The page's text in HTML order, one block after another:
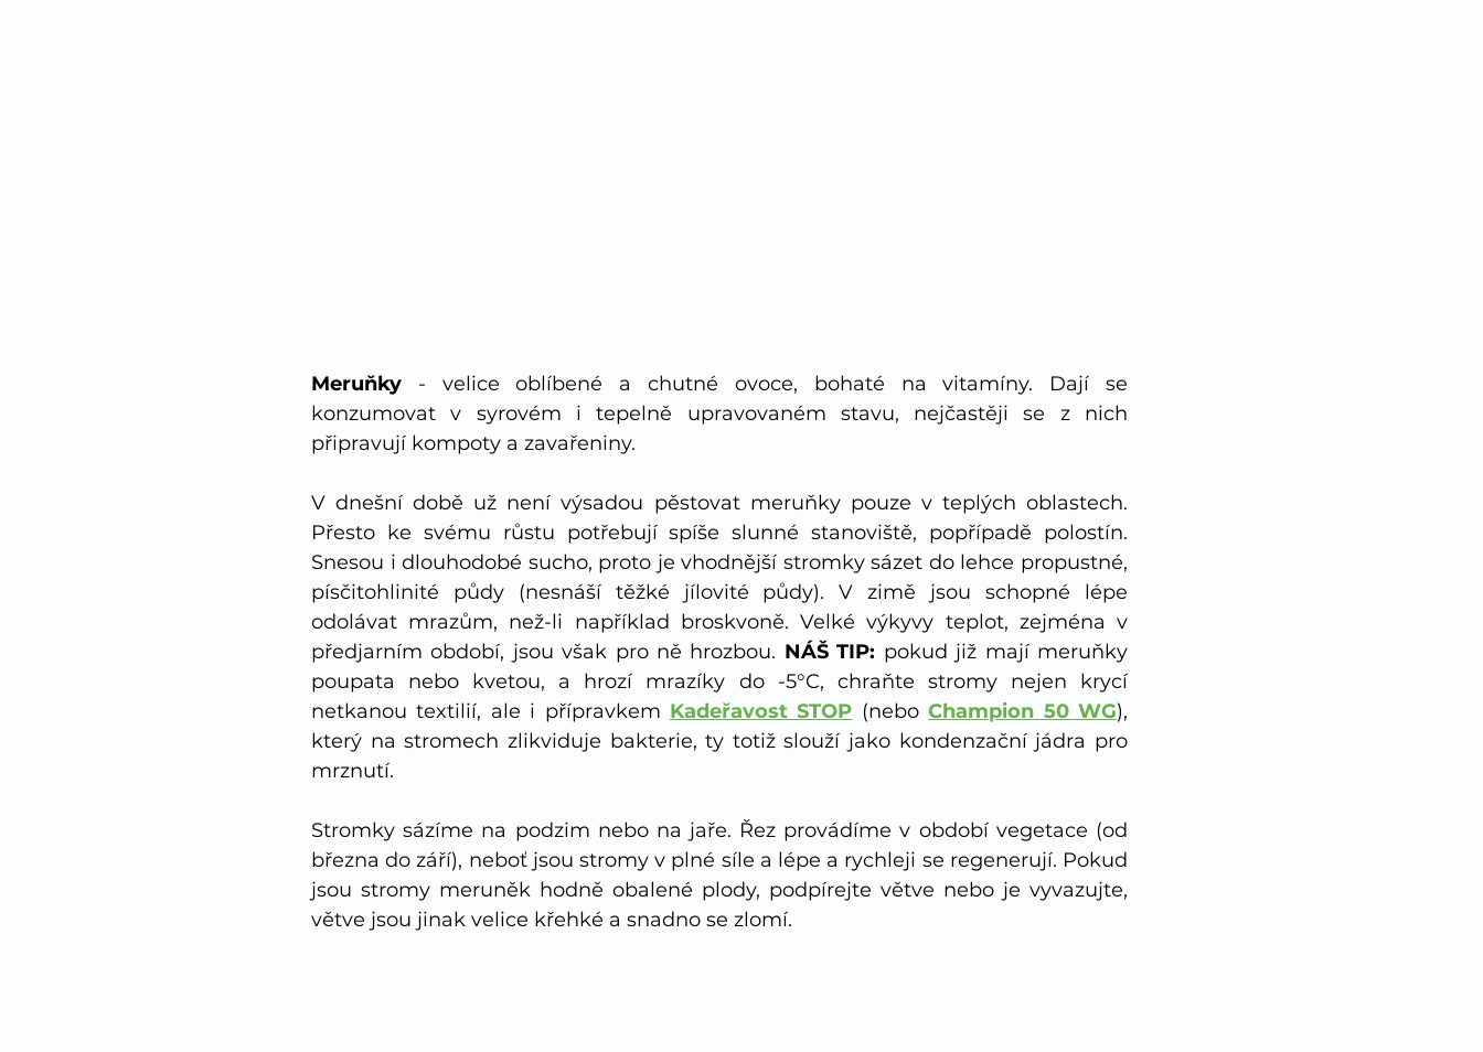
Meruňky - velice oblíbené a chutné ovoce, bohaté na vitamíny. Dají se
konzumovat v syrovém i tepelně upravovaném stavu, nejčastěji se z nich
připravují kompoty a zavařeniny.
V dnešní době už není výsadou pěstovat meruňky pouze v teplých oblastech.
Přesto ke svému růstu potřebují spíše slunné stanoviště, popřípadě polostín.
Snesou i dlouhodobé sucho, proto je vhodnější stromky sázet do lehce propustné,
písčitohlinité půdy (nesnáší těžké jílovité půdy). V zimě jsou schopné lépe
odolávat mrazům, než-li například broskvoně. Velké výkyvy teplot, zejména v
předjarním období, jsou však pro ně hrozbou. NÁŠ TIP: pokud již mají meruňky
poupata nebo kvetou, a hrozí mrazíky do -5°C, chraňte stromy nejen krycí
netkanou textilií, ale i přípravkem Kadeřavost STOP (nebo Champion 50 WG),
který na stromech zlikviduje bakterie, ty totiž slouží jako kondenzační jádra pro
mrznutí.
Stromky sázíme na podzim nebo na jaře. Řez provádíme v období vegetace (od
března do září), neboť jsou stromy v plné síle a lépe a rychleji se regenerují. Pokud
jsou stromy meruněk hodně obalené plody, podpírejte větve nebo je vyvazujte,
větve jsou jinak velice křehké a snadno se zlomí.